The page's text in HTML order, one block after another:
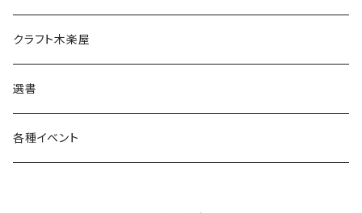
食料品
その他
書籍
ウェア
クラフト木楽屋
選書
各種イベント